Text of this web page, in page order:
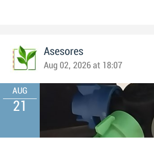
Asesores
Aug 02, 2026 at 18:07
AUG
21